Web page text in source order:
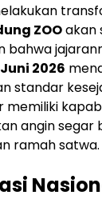
ZOOakan
bahwa
2026
angin
ramah satwa.